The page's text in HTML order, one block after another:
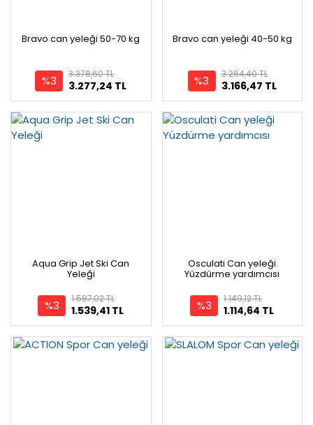
Bravo can yeleği 50-70 kg
%3 3.277,24 TL
3.378,60 TL
Bravo can yeleği 40-50 kg
%3 3.166,47 TL
3.264,40 TL
Aqua Grip Jet Ski Can
Yeleği
%3 1.539,41 TL
1.587,02 TL
Osculati Can yeleği
Yüzdürme yardımcısı
%3 1.114,64 TL
1.149,12 TL